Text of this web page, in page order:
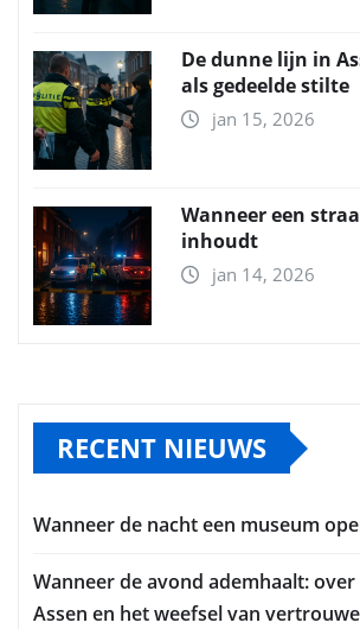
De dunne lijn in
als gedeelde stilte
jan 15, 2026
Wanneer een
inhoudt
jan 14, 2026
RECENT NIEUWS
Wanneer de nacht een museum
Wanneer de avond ademhaalt:
Assen en het weefsel van